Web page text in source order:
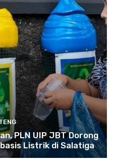
PLN UIP JBT Dorong
Listrik di Salatiga